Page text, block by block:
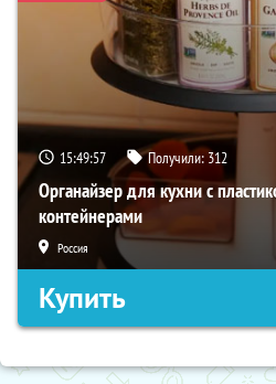
15:49:56 Получили: 312
Органайзер для кухни с
контейнерами
Россия
Купить